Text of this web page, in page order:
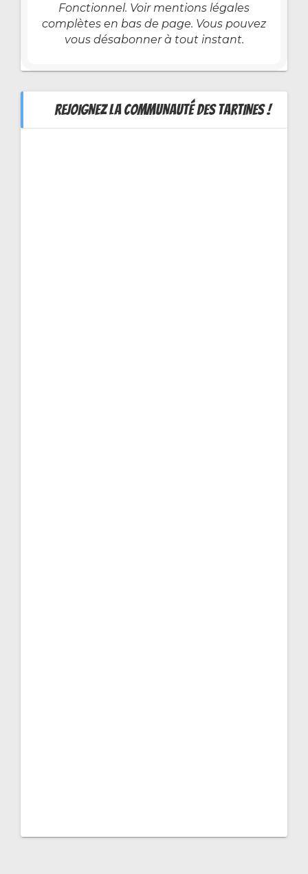
Fonctionnel. Voir mentions légales
complètes en bas de page. Vous pouvez
vous désabonner à tout instant.
REJOIGNEZ LA COMMUNAUTÉ DES TARTINES !